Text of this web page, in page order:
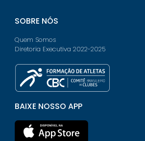
SOBRE NÓS
Quem Somos
Diretoria Executiva 2022-2025
BAIXE NOSSO APP